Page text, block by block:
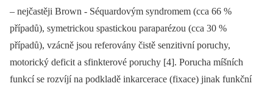
–⁠ nejčastěji Brown ‑⁠ Séquardovým syndromem (cca 66 %
případů), symetrickou spastickou paraparézou (cca 30 %
případů), vzácně jsou referovány čistě senzitivní poruchy,
motorický deficit a sfinkterové poruchy [4]. Porucha míšních
funkcí se rozvíjí na podkladě inkarcerace (fixace) jinak funkční